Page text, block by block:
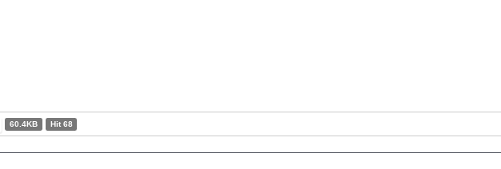
60.4KB Hit 68